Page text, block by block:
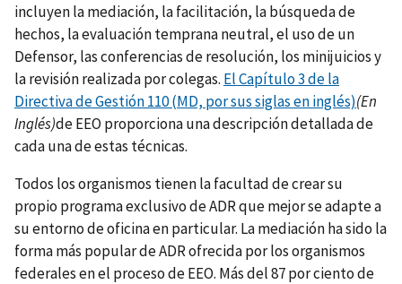
incluyen la mediación, la facilitación, la búsqueda de
hechos, la evaluación temprana neutral, el uso de un
Defensor, las conferencias de resolución, los minijuicios y
la revisión realizada por colegas. El Capítulo 3 de la
Directiva de Gestión 110 (MD, por sus siglas en inglés)(En
Inglés)de EEO proporciona una descripción detallada de
cada una de estas técnicas.
Todos los organismos tienen la facultad de crear su
propio programa exclusivo de ADR que mejor se adapte a
su entorno de oficina en particular. La mediación ha sido la
forma más popular de ADR ofrecida por los organismos
federales en el proceso de EEO. Más del 87 por ciento de